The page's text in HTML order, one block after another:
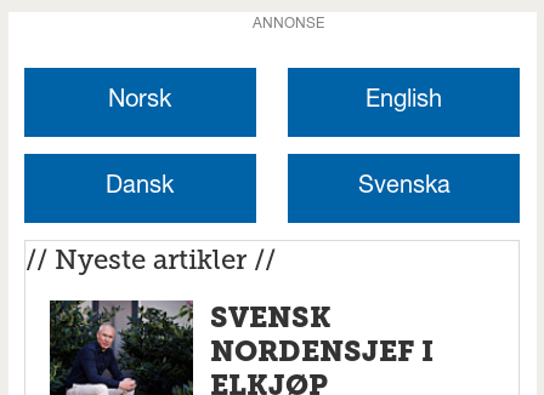
ANNONSE
Norsk English
Dansk Svenska
// Nyeste artikler //
SVENSK
NORDENSJEF I
ELKJØP